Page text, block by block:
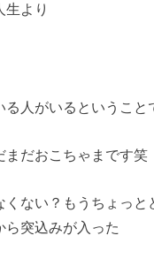
より
人がいるということ
まだおこちゃまです笑
ない？もうちょっと
ら突込みが入った